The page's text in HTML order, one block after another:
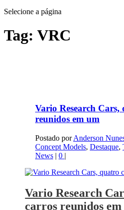
Selecione a página
Tag: VRC
Vario Research
reunidos em um
Postado porAnderson
Concept Models, Destaque,
News| 0 |
Vario Research
carros reunidos em